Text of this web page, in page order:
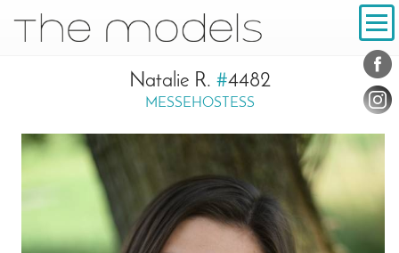
Navigation
Natalie R. #4482
MESSEHOSTESS